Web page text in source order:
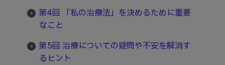
第4回 「私の治療法」を決めるために重要
なこと
第5回 治療についての疑問や不安を解消す
るヒント